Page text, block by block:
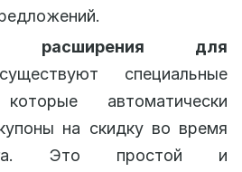
расширения для
специальные
автоматически
на скидку во время
Это простой и